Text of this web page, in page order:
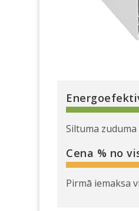
Siltuma zuduma
Cena % no
Pirmā iemaksa